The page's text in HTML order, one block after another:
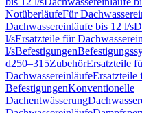
NotüberläufeFür
Dachwassereinläufe bis 12 l/s
l/sErsatzteile für
l/sBefestigungen
d250–315ZubehörErsatzteile
DachwassereinläufeErsatzteile
BefestigungenKonventionelle
Dachentwässerung